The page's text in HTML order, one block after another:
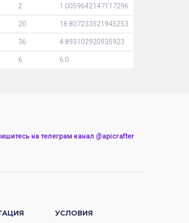
2 1.0059642147117296
20 18.807233521945253
36 4.893102920935923
6 6.0
на телеграм канал @apicrafter
УСЛОВИЯ